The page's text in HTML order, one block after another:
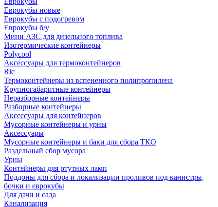
Еврокубы новые
Еврокубы с подогревом
Еврокубы б/у
Мини АЗС для дизельного топлива
Изотермические контейнеры
Polycool
Аксессуары для термоконтейнеров
Ric
Термоконтейнеры из вспененного полипропилена
Крупногабаритные контейнеры
Неразборные контейнеры
Разборные контейнеры
Аксессуары для контейнеров
Мусорные контейнеры и урны
Аксессуары
Мусорные контейнеры и баки для сбора ТКО
Раздельный сбор мусора
Урны
Контейнеры для ртутных ламп
Поддоны для сбора и локализации проливов под канистры,
бочки и еврокубы
Для дачи и сада
Канализация